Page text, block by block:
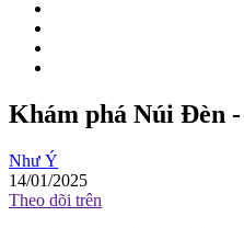
Khám phá Núi Đèn
Như Ý
14/01/2025
Theo dõi trên